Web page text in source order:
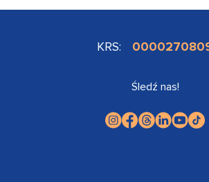
KRS:
Śledź nas!